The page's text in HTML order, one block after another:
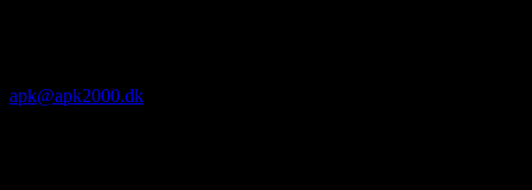
apk@apk2000.dk